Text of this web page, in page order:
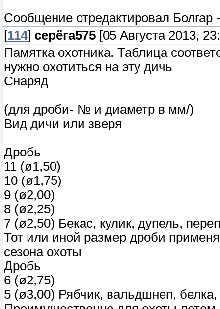
Сообщение отредактировал Болгар
[114] серёга575 [05 Августа 2013,
Памятка охотника. Таблица
нужно охотиться на эту дичь
Снаряд
(для дроби- № и диаметр в мм/)
Вид дичи или зверя
Дробь
11 (ø1,50)
10 (ø1,75)
9 (ø2,00)
8 (ø2,25)
7 (ø2,50) Бекас, кулик, дупель,
Тот или иной размер дроби
сезона охоты
Дробь
6 (ø2,75)
5 (ø3,00) Рябчик, вальдшнеп, белка,